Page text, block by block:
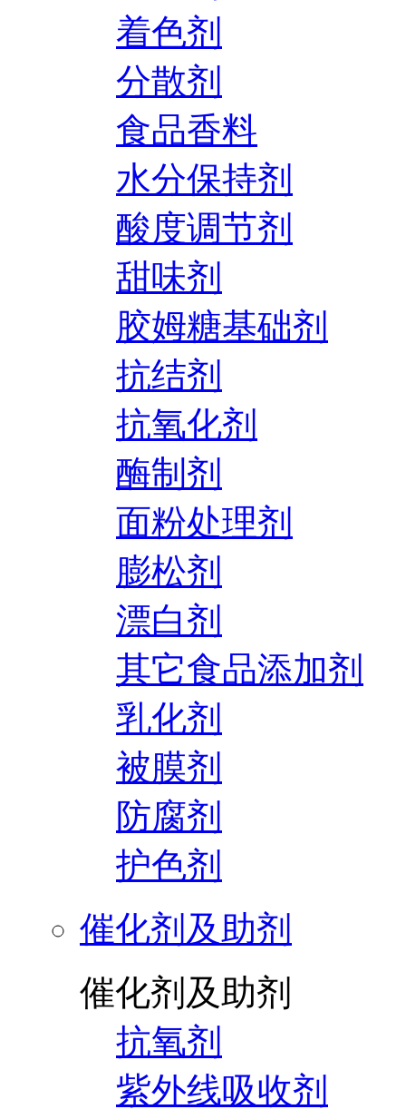
着色剂
分散剂
食品香料
水分保持剂
酸度调节剂
甜味剂
胶姆糖基础剂
抗结剂
抗氧化剂
酶制剂
面粉处理剂
膨松剂
漂白剂
其它食品添加剂
乳化剂
被膜剂
防腐剂
护色剂
催化剂及助剂
催化剂及助剂
抗氧剂
紫外线吸收剂